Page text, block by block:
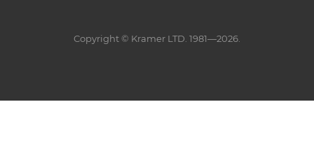
Copyright © Kramer LTD. 1981—2026.